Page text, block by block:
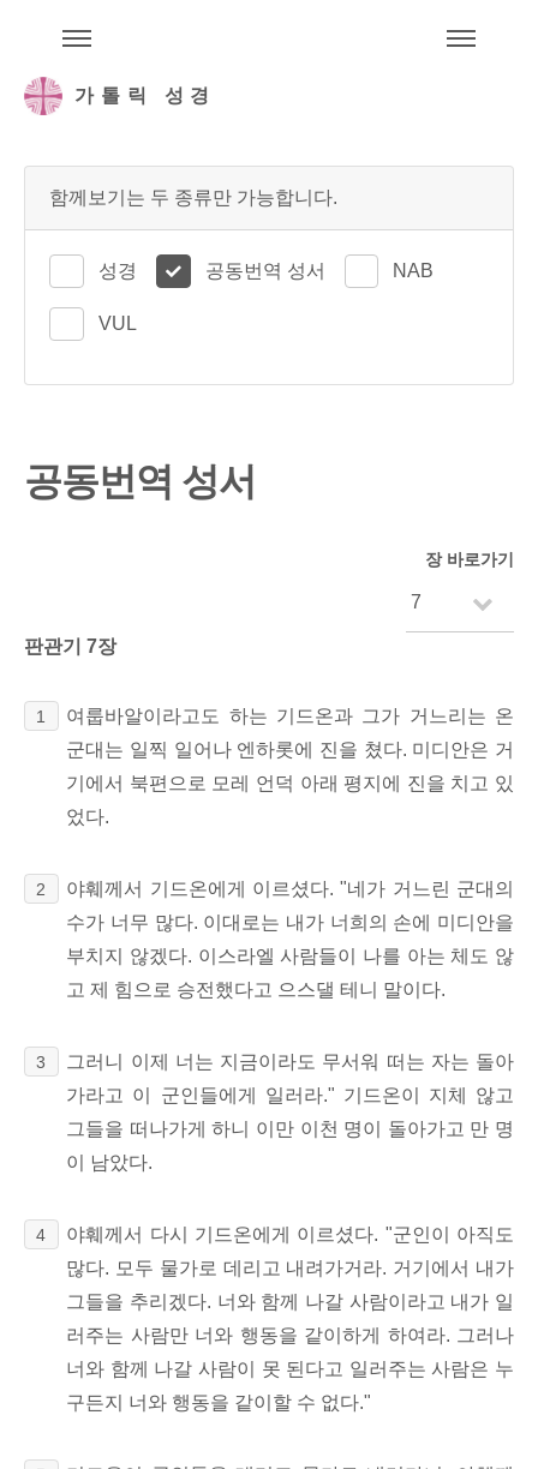
가톨릭 성경
함께보기는 두 종류만 가능합니다.
성경 공동번역 성서 NAB
VUL
공동번역 성서
장 바로가기
판관기 7장
1
여룹바알이라고도 하는 기드온과 그가 거느리는 온
군대는 일찍 일어나 엔하롯에 진을 쳤다. 미디안은 거
기에서 북편으로 모레 언덕 아래 평지에 진을 치고 있
었다.
2
야훼께서 기드온에게 이르셨다. "네가 거느린 군대의
수가 너무 많다. 이대로는 내가 너희의 손에 미디안을
부치지 않겠다. 이스라엘 사람들이 나를 아는 체도 않
고 제 힘으로 승전했다고 으스댈 테니 말이다.
3
그러니 이제 너는 지금이라도 무서워 떠는 자는 돌아
가라고 이 군인들에게 일러라." 기드온이 지체 않고
그들을 떠나가게 하니 이만 이천 명이 돌아가고 만 명
이 남았다.
4
야훼께서 다시 기드온에게 이르셨다. "군인이 아직도
많다. 모두 물가로 데리고 내려가거라. 거기에서 내가
그들을 추리겠다. 너와 함께 나갈 사람이라고 내가 일
러주는 사람만 너와 행동을 같이하게 하여라. 그러나
너와 함께 나갈 사람이 못 된다고 일러주는 사람은 누
구든지 너와 행동을 같이할 수 없다."